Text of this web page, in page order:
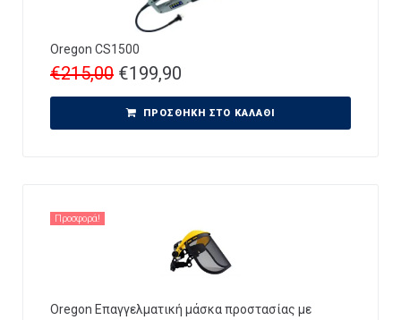
Oregon CS1500
€215,00 €199,90
ΠΡΟΣΘΉΚΗ ΣΤΟ ΚΑΛΆΘΙ
Προσφορά!
Oregon Επαγγελματική μάσκα προστασίας με